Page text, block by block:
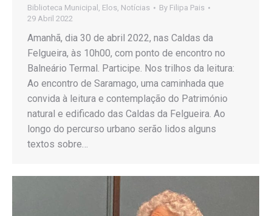
Biblioteca Municipal , Elos, Notícias By Filipa Pais
29 Abril 2022
Amanhã, dia 30 de abril 2022, nas Caldas da
Felgueira, às 10h00, com ponto de encontro no
Balneário Termal. Participe. Nos trilhos da leitura:
Ao encontro de Saramago, uma caminhada que
convida à leitura e contemplação do Património
natural e edificado das Caldas da Felgueira. Ao
longo do percurso urbano serão lidos alguns
textos sobre…